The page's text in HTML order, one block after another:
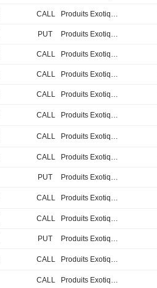
CALL Produits Exotiques
PUT Produits Exotiques
CALL Produits Exotiques
CALL Produits Exotiques
CALL Produits Exotiques
CALL Produits Exotiques
CALL Produits Exotiques
CALL Produits Exotiques
PUT Produits Exotiques
CALL Produits Exotiques
CALL Produits Exotiques
PUT Produits Exotiques
CALL Produits Exotiques
CALL Produits Exotiques